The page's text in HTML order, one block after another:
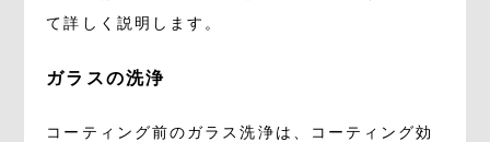
て詳しく説明します。
ガラスの洗浄
コーティング前のガラス洗浄は、コーティング効